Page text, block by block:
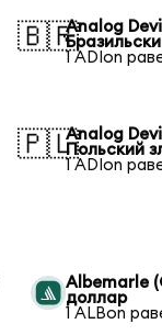
🇧🇷Analog
1 ADIon
🇵🇱Analog
Польский
1 ADIon
Albemarle
доллар
1 ALBon